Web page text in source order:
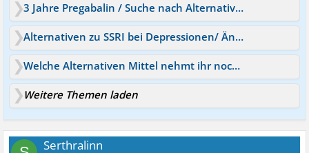
3 Jahre Pregabalin / Suche nach Alternativen
Alternativen zu SSRI bei Depressionen/ Ängsten?
Welche Alternativen Mittel nehmt ihr noch ?
Weitere Themen laden
Serthralinn